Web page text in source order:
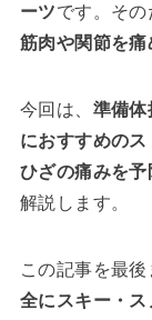
ーツです。その
筋肉や関節を痛
今回は、 準備体
におすすめの
ひざの痛みを予
解説します。
この記事を最
全にスキー・